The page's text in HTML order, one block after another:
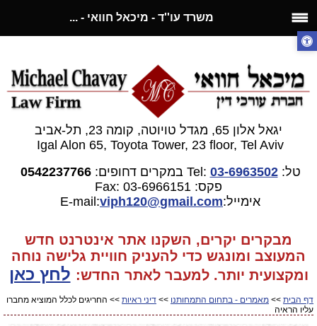
משרד עו''ד - מיכאל חוואי - ...
יגאל אלון 65, מגדל טויוטה, קומה 23, תל-אביב
Igal Alon 65, Toyota Tower, 23 floor, Tel Aviv
טל:03-6963502
Tel: במקרים דחופים:0542237766
פקס: 03-6966151
Fax:
אימייל:E-mail:
viph120@gmail.com
מבקרים יקרים, השקנו אתר אינטרנט חדש
המעוצב ומונגש כדי להעניק חוויית גלישה נוחה
ומקצועית יותר. למעבר לאתר החדש: לחץ כאן
דף הבית >> מאמרים - בתחום התמחותנו >> דיני ראיות >> החריגים לכלל המוציא מחברו
עליו הראיה